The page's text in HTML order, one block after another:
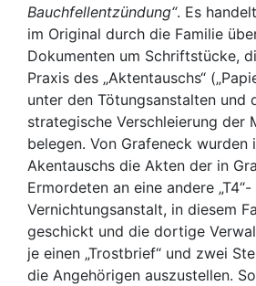
Bauchfellentzündung“. Es
im Original durch die Familie
Dokumenten um Schriftstücke,
Praxis des „Aktentauschs“
unter den Tötungsanstalten und
strategische Verschleierung der
belegen. Von Grafeneck wurden
Akentauschs die Akten der in
Ermordeten an eine andere „T4“-
Vernichtungsanstalt, in diesem
geschickt und die dortige
je einen „Trostbrief“ und zwei
die Angehörigen auszustellen.